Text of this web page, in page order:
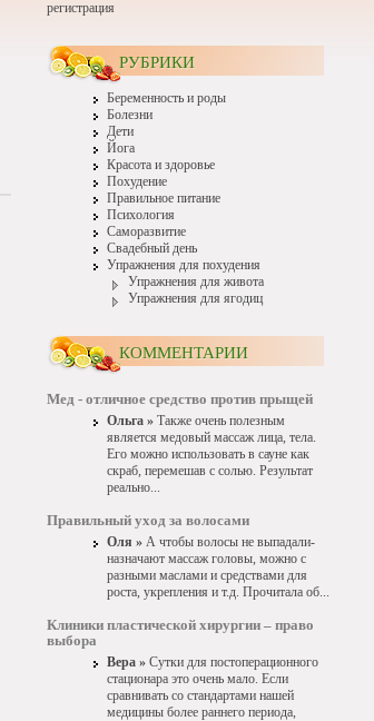
регистрация
РУБРИКИ
Беременность и роды
Болезни
Дети
Йога
Красота и здоровье
Похудение
Правильное питание
Психология
Саморазвитие
Свадебный день
Упражнения для похудения
Упражнения для живота
Упражнения для ягодиц
КОММЕНТАРИИ
Мед - отличное средство против прыщей
Ольга » Также очень полезным
является медовый массаж лица, тела.
Его можно использовать в сауне как
скраб, перемешав с солью. Результат
реально...
Правильный уход за волосами
Оля » А чтобы волосы не выпадали-
назначают массаж головы, можно с
разными маслами и средствами для
роста, укрепления и т.д. Прочитала об...
Клиники пластической хирургии – право
выбора
Вера » Сутки для постоперационного
стационара это очень мало. Если
сравнивать со стандартами нашей
медицины более раннего периода,